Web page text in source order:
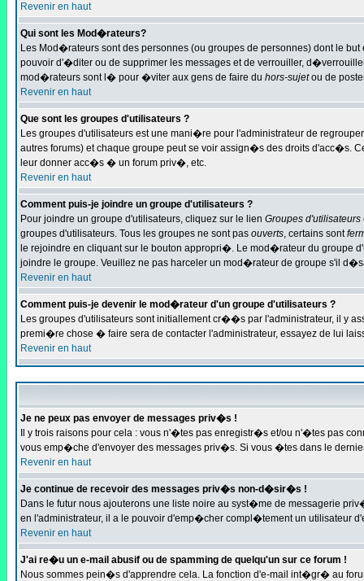
Revenir en haut
Qui sont les Mod�rateurs?
Les Mod�rateurs sont des personnes (ou groupes de personnes) dont le
pouvoir d'�diter ou de supprimer les messages et de verrouiller,
mod�rateurs sont l� pour �viter aux gens de faire du hors-sujetou de
Revenir en haut
Que sont les groupes d'utilisateurs ?
Les groupes d'utilisateurs est une mani�re pour l'administrateur de
autres forums) et chaque groupe peut se voir assign�s des droits
leur donner acc�s � un forum priv�, etc.
Revenir en haut
Comment puis-je joindre un groupe d'utilisateurs ?
Pour joindre un groupe d'utilisateurs, cliquez sur le lien Groupes d'utilisateurs
groupes d'utilisateurs. Tous les groupes ne sont pas ouverts, certains sont
le rejoindre en cliquant sur le bouton appropri�. Le mod�rateur du groupe
joindre le groupe. Veuillez ne pas harceler un mod�rateur de groupe s'il
Revenir en haut
Comment puis-je devenir le mod�rateur d'un groupe d'utilisateurs ?
Les groupes d'utilisateurs sont initiallement cr��s par l'administrateur, il
premi�re chose � faire sera de contacter l'administrateur, essayez de lui
Revenir en haut
Je ne peux pas envoyer de messages priv�s !
Il y trois raisons pour cela : vous n'�tes pas enregistr�s et/ou n'�tes pas
vous emp�che d'envoyer des messages priv�s. Si vous �tes dans le
Revenir en haut
Je continue de recevoir des messages priv�s non-d�sir�s !
Dans le futur nous ajouterons une liste noire au syst�me de messagerie
en l'administrateur, il a le pouvoir d'emp�cher compl�tement un utilisateur
Revenir en haut
J'ai re�u un e-mail abusif ou de spamming de quelqu'un sur ce forum !
Nous sommes pein�s d'apprendre cela. La fonction d'e-mail int�gr� au